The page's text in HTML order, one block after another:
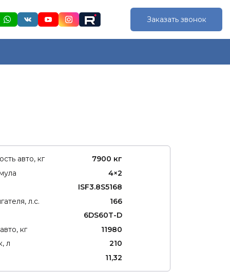
Заказать звонок
авто, кг
7900 кг
4×2
ISF3.8S5168
л.с.
166
6DS60T-D
кг
11980
л
210
11,32